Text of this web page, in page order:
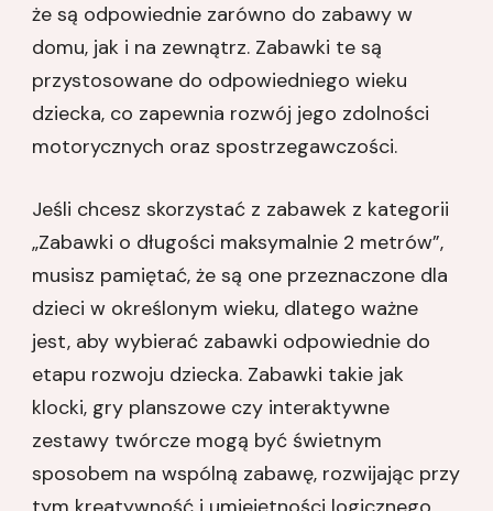
że są odpowiednie zarówno do zabawy w
domu, jak i na zewnątrz. Zabawki te są
przystosowane do odpowiedniego wieku
dziecka, co zapewnia rozwój jego zdolności
motorycznych oraz spostrzegawczości.
Jeśli chcesz skorzystać z zabawek z kategorii
„Zabawki o długości maksymalnie 2 metrów”,
musisz pamiętać, że są one przeznaczone dla
dzieci w określonym wieku, dlatego ważne
jest, aby wybierać zabawki odpowiednie do
etapu rozwoju dziecka. Zabawki takie jak
klocki, gry planszowe czy interaktywne
zestawy twórcze mogą być świetnym
sposobem na wspólną zabawę, rozwijając przy